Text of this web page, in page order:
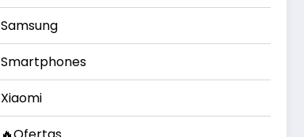
Samsung
Smartphones
Xiaomi